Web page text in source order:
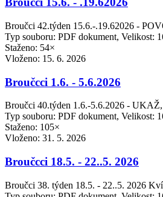
Broučci 42.týden 15.6.-.19.62026 -
Typ souboru: PDF dokument, Velikost:
Staženo: 54×
Vloženo: 15. 6. 2026
Broučcci 1.6. - 5.6.2026
Broučci 40.týden 1.6.-5.6.2026 -
Typ souboru: PDF dokument, Velikost:
Staženo: 105×
Vloženo: 31. 5. 2026
Broučcci 18.5. - 22..5. 2026
Broučci 38. týden 18.5. - 22..5. 2026